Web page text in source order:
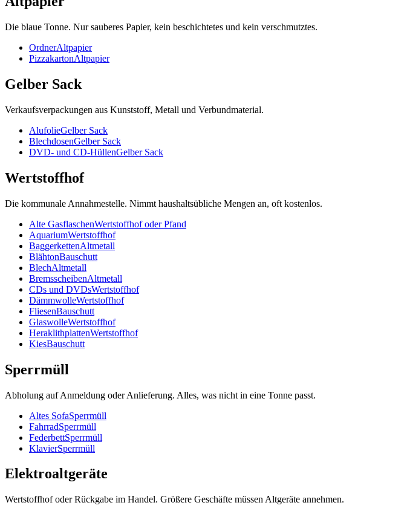
Die blaue Tonne. Nur sauberes Papier, kein beschichtetes und kein verschmutztes.
OrdnerAltpapier
PizzakartonAltpapier
Gelber Sack
Verkaufsverpackungen aus Kunststoff, Metall und Verbundmaterial.
AlufolieGelber Sack
BlechdosenGelber Sack
DVD- und CD-HüllenGelber Sack
Wertstoffhof
Die kommunale Annahmestelle. Nimmt haushaltsübliche Mengen an, oft kostenlos.
Alte GasflaschenWertstoffhof oder Pfand
AquariumWertstoffhof
BaggerkettenAltmetall
BlähtonBauschutt
BlechAltmetall
BremsscheibenAltmetall
CDs und DVDsWertstoffhof
DämmwolleWertstoffhof
FliesenBauschutt
GlaswolleWertstoffhof
HeraklithplattenWertstoffhof
KiesBauschutt
Sperrmüll
Abholung auf Anmeldung oder Anlieferung. Alles, was nicht in eine Tonne passt.
Altes SofaSperrmüll
FahrradSperrmüll
FederbettSperrmüll
KlavierSperrmüll
Elektroaltgeräte
Wertstoffhof oder Rückgabe im Handel. Größere Geschäfte müssen Altgeräte annehmen.